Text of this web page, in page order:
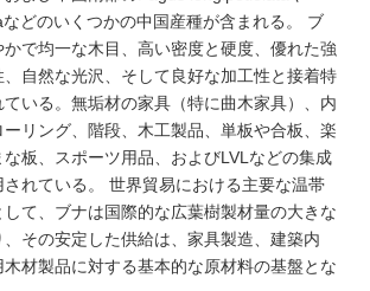
どのいくつかの中国産種が含まれる。 ブ
で均一な木目、高い密度と硬度、優れた強
、自然な光沢、そして良好な加工性と接着特
いる。無垢材の家具（特に曲木家具）、内
リング、階段、木工製品、単板や合板、楽
板、スポーツ用品、およびLVLなどの集成
れている。 世界貿易における主要な温帯
て、ブナは国際的な広葉樹製材量の大きな
その安定した供給は、家具製造、建築内
材製品に対する基本的な原材料の基盤とな